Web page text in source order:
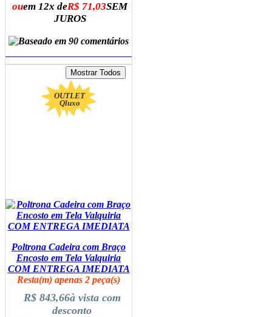
ouem 12x deR$ 71,03SEM
JUROS
OUTLET
Qluxo
Poltrona Cadeira com Braço
Encosto em Tela Valquiria
COM ENTREGA IMEDIATA
Resta(m) apenas 2 peça(s)
R$ 843,66à vista com
desconto